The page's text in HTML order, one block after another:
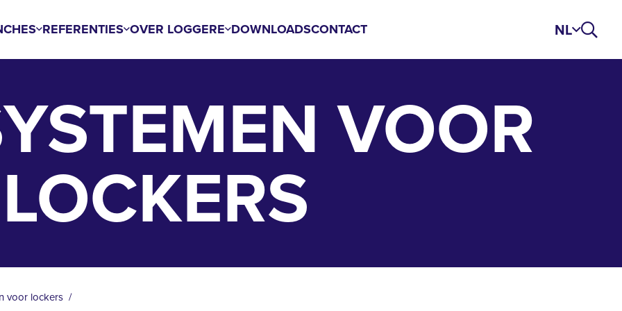
REFERENTIES OVER LOGGERE DOWNLOADSCONTACT NL
VOOR
LOCKERS
voor lockers